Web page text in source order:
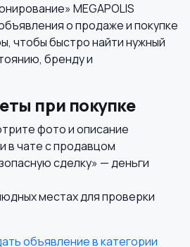
MEGAPOLIS
о продаже и покупке
чтобы быстро найти нужный
бренду и
при покупке
фото и описание
в чате с продавцом
сделку» — деньги
местах для проверки
объявление в категории